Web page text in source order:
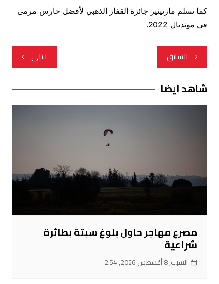
كما تسلم مارتينيز جائزة القفاز الذهبي لأفضل حارس مرمى
في مونديال 2022.
تصفّح
المقالات
السابق التالي
شاهد ايضا
مصرع مهاجر حاول بلوغ سبتة بطائرة
شراعية
السبت, 8 أغسطس 2026, 2:54